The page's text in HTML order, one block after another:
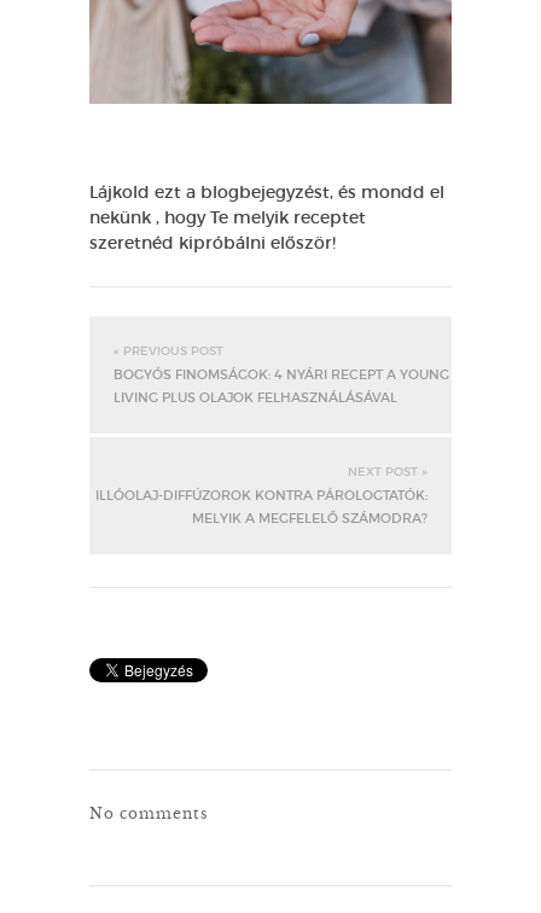
Lájkold ezt a blogbejegyzést, és mondd el
nekünk , hogy Te melyik receptet
szeretnéd kipróbálni először!
« PREVIOUS POST
BOGYÓS FINOMSÁGOK: 4 NYÁRI RECEPT A YOUNG
LIVING PLUS OLAJOK FELHASZNÁLÁSÁVAL
NEXT POST »
ILLÓOLAJ-DIFFÚZOROK KONTRA PÁROLOGTATÓK:
MELYIK A MEGFELELŐ SZÁMODRA?
No comments